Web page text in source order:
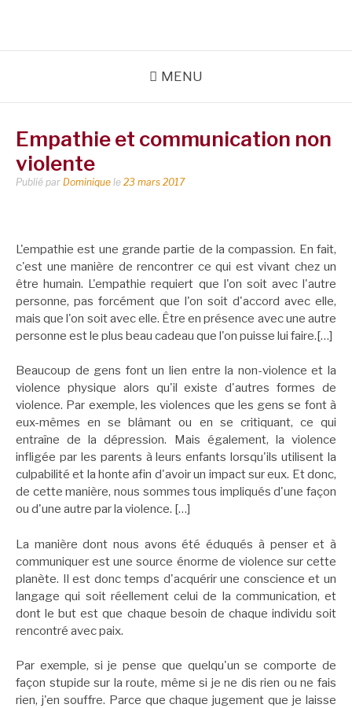
MENU
Empathie et communication non
violente
Publié par Dominique le 23 mars 2017
L'empathie est une grande partie de la compassion. En fait,
c'est une manière de rencontrer ce qui est vivant chez un
être humain. L'empathie requiert que l'on soit avec l'autre
personne, pas forcément que l'on soit d'accord avec elle,
mais que l'on soit avec elle. Être en présence avec une autre
personne est le plus beau cadeau que l'on puisse lui faire.[…]
Beaucoup de gens font un lien entre la non-violence et la
violence physique alors qu'il existe d'autres formes de
violence. Par exemple, les violences que les gens se font à
eux-mêmes en se blâmant ou en se critiquant, ce qui
entraîne de la dépression. Mais également, la violence
infligée par les parents à leurs enfants lorsqu'ils utilisent la
culpabilité et la honte afin d'avoir un impact sur eux. Et donc,
de cette manière, nous sommes tous impliqués d'une façon
ou d'une autre par la violence. […]
La manière dont nous avons été éduqués à penser et à
communiquer est une source énorme de violence sur cette
planète. Il est donc temps d'acquérir une conscience et un
langage qui soit réellement celui de la communication, et
dont le but est que chaque besoin de chaque individu soit
rencontré avec paix.
Par exemple, si je pense que quelqu'un se comporte de
façon stupide sur la route, même si je ne dis rien ou ne fais
rien, j'en souffre. Parce que chaque jugement que je laisse